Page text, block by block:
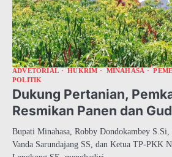
ADVETORIAL HUKRIM MINAHASA
POLITIK
Dukung Pertanian,
Resmikan Panen dan
Bupati Minahasa, Robby Dondokambey
Vanda Sarundajang SS, dan Ketua TP-PKK